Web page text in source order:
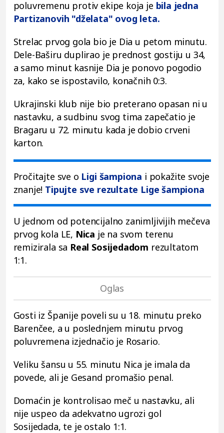
poluvremenu protiv ekipe koja je bila jedna
Partizanovih "dželata" ovog leta.
Strelac prvog gola bio je Dia u petom minutu.
Dele-Baširu duplirao je prednost gostiju u 34,
a samo minut kasnije Dia je ponovo pogodio
za, kako se ispostavilo, konačnih 0:3.
Ukrajinski klub nije bio preterano opasan ni u
nastavku, a sudbinu svog tima zapečatio je
Bragaru u 72. minutu kada je dobio crveni
karton.
Pročitajte sve o Ligi šampiona i pokažite svoje
znanje! Tipujte sve rezultate Lige šampiona
U jednom od potencijalno zanimljivijih mečeva
prvog kola LE, Nica je na svom terenu
remizirala sa Real Sosijedadom rezultatom
1:1.
Gosti iz Španije poveli su u 18. minutu preko
Barenčee, a u poslednjem minutu prvog
poluvremena izjednačio je Rosario.
Veliku šansu u 55. minutu Nica je imala da
povede, ali je Gesand promašio penal.
Domaćin je kontrolisao meč u nastavku, ali
nije uspeo da adekvatno ugrozi gol
Sosijedada, te je ostalo 1:1.